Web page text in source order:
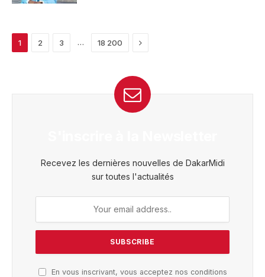
1 2 3 … 18 200 Next
Recevez les dernières nouvelles de DakarMidi
sur toutes l'actualités
En vous inscrivant, vous acceptez nos conditions